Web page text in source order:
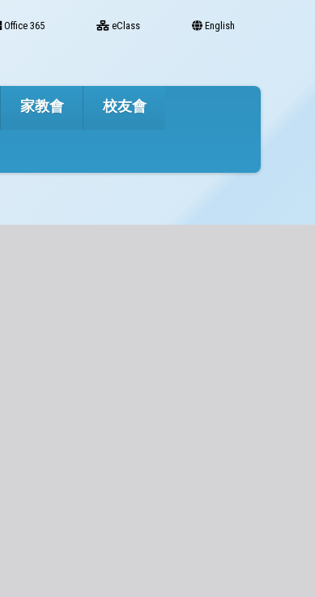
Office 365 eClass English
家教會 校友會